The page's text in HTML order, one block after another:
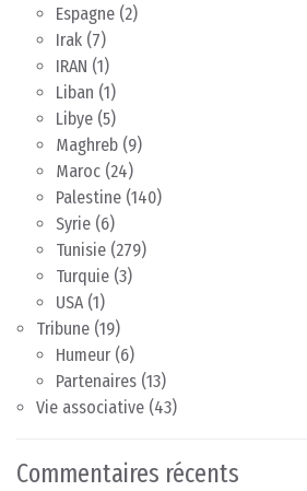
Espagne (2)
Irak (7)
IRAN (1)
Liban (1)
Libye (5)
Maghreb (9)
Maroc (24)
Palestine (140)
Syrie (6)
Tunisie (279)
Turquie (3)
USA(1)
Tribune (19)
Humeur (6)
Partenaires (13)
Vie associative (43)
Commentaires récents